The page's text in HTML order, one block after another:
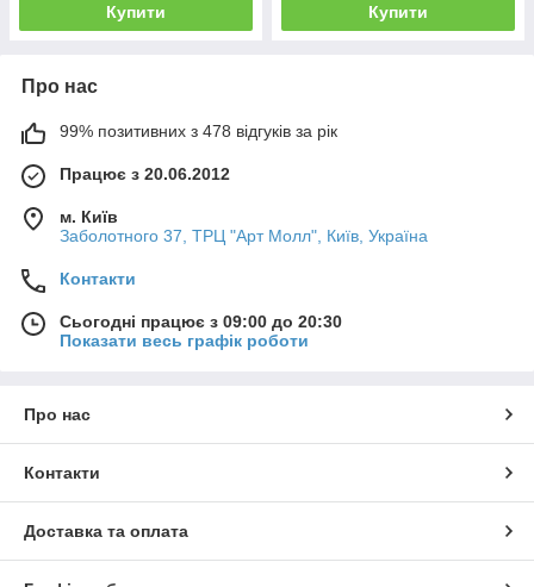
Купити Купити
Про нас
99% позитивних з 478 відгуків за рік
Працює з 20.06.2012
м. Київ
Заболотного 37, ТРЦ "Арт Молл", Київ, Україна
Контакти
Сьогодні працює з 09:00 до 20:30
Показати весь графік роботи
Про нас
Контакти
Доставка та оплата